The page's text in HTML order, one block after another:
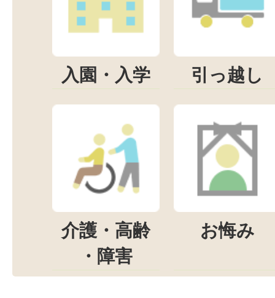
入園・入学 引っ越し
介護・高齢
・障害
お悔み